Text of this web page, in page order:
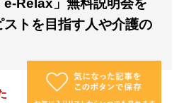
e-Relax」無料説明会を
ストを目指す人や介護の